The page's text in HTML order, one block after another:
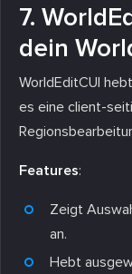
7.
dein
WorldEditCUI
es eine client-
Features:
Zeigt
an.
Hebt